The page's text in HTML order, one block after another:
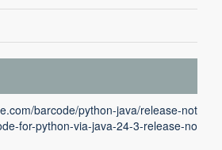
barcode/python-java/release-not
for-python-via-java-24-3-release-no